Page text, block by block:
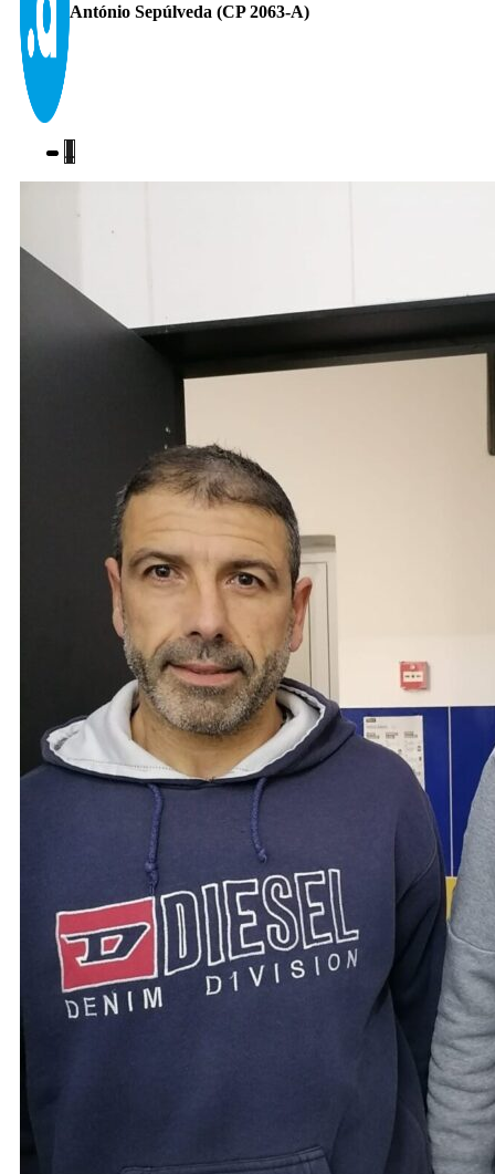
António Sepúlveda (CP 2063-A)